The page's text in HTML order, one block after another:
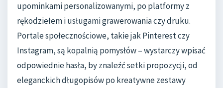
upominkami personalizowanymi, po platformy z
rękodziełem i usługami grawerowania czy druku.
Portale społecznościowe, takie jak Pinterest czy
Instagram, są kopalnią pomysłów – wystarczy wpisać
odpowiednie hasła, by znaleźć setki propozycji, od
eleganckich długopisów po kreatywne zestawy